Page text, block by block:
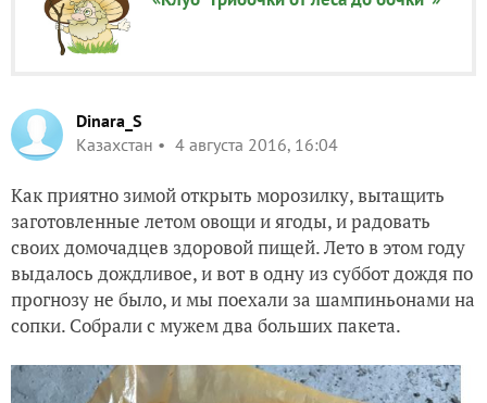
Dinara_S
Казахстан
4 августа 2016, 16:04
Как приятно зимой открыть морозилку, вытащить
заготовленные летом овощи и ягоды, и радовать
своих домочадцев здоровой пищей. Лето в этом году
выдалось дождливое, и вот в одну из суббот дождя по
прогнозу не было, и мы поехали за шампиньонами на
сопки. Собрали с мужем два больших пакета.